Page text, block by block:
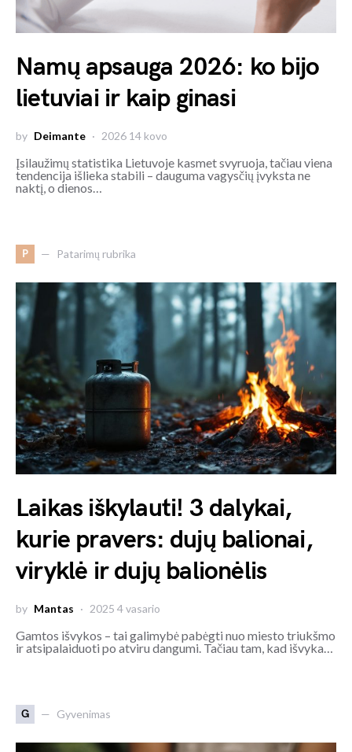
Namų apsauga 2026: ko bijo
lietuviai ir kaip ginasi
by Deimante 2026 14 kovo
Įsilaužimų statistika Lietuvoje kasmet svyruoja, tačiau viena
tendencija išlieka stabili – dauguma vagysčių įvyksta ne
naktį, o dienos…
P Patarimų rubrika
Laikas iškylauti! 3 dalykai,
kurie pravers: dujų balionai,
viryklė ir dujų balionėlis
by Mantas 2025 4 vasario
Gamtos išvykos – tai galimybė pabėgti nuo miesto triukšmo
ir atsipalaiduoti po atviru dangumi. Tačiau tam, kad išvyka…
G Gyvenimas